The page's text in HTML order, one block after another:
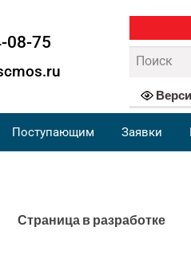
08-75
Поступающим Заявки
Страница в разработке